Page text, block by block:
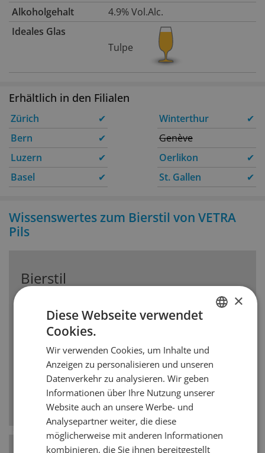
Alkoholgehalt
4.9% Vol.Alc.
Ideales Glas
Tulpe
Erhältlich in den Filialen
Zürich
✔
Bern
✔
Luzern
✔
Basel
✔
Winterthur
✔
Genève
Oerlikon
✔
St. Gallen
✔
Wissenswertes zum Bierstil von VETRA
Pils
Bierstil
Ein Pilsner Bier ist ein untergärig gebrautes Bier,
das in der Regel immer leicht hopfenbetont ist
und eine deutlichere Bittere aufweist als die
meisten anderen untergärig gebrauten Biere.
Erfrischend schlank und strohgelb. Bitterhopfen
gibt dem Bier Aromen von Gras, Heu und
begleitet die trocken-herbe Ausprägung.
Hefe-Art Untergärig
FRENCH
×
Diese Webseite verwendet
Cookies.
Wir verwenden Cookies, um Inhalte und
Anzeigen zu personalisieren und unseren
Datenverkehr zu analysieren. Wir geben
Informationen über Ihre Nutzung unserer
Website auch an unsere Werbe- und
Analysepartner weiter, die diese
möglicherweise mit anderen Informationen
kombinieren, die Sie ihnen bereitgestellt